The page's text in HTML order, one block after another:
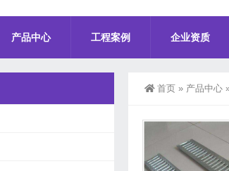
产品中心 工程案例 企业资质
首页 » 产品中心